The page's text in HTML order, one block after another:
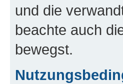
und die
beachte auch
bewegst.